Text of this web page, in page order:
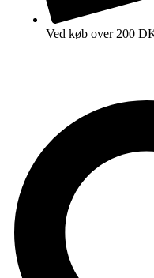
Ved køb over 200